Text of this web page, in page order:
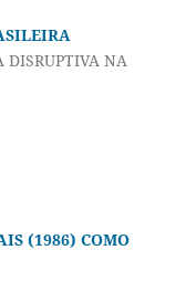
DISRUPTIVA NA
(1986) COMO